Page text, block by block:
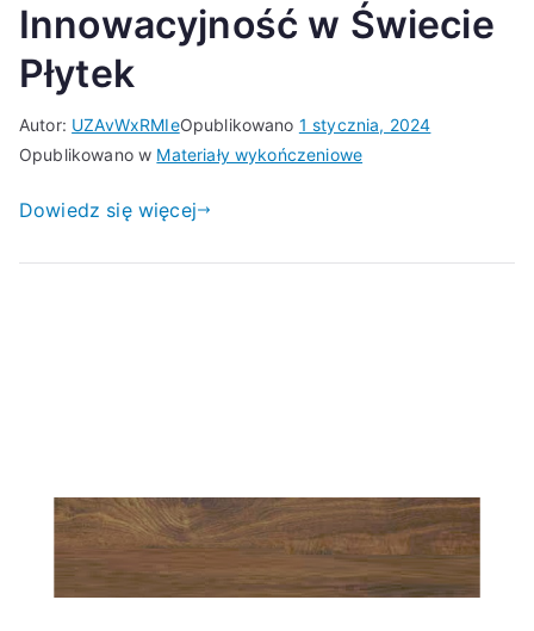
Innowacyjność w Świecie
Płytek
Autor: UZAvWxRMIeOpublikowano 1 stycznia, 2024
Opublikowano w Materiały wykończeniowe
Dowiedz się więcej